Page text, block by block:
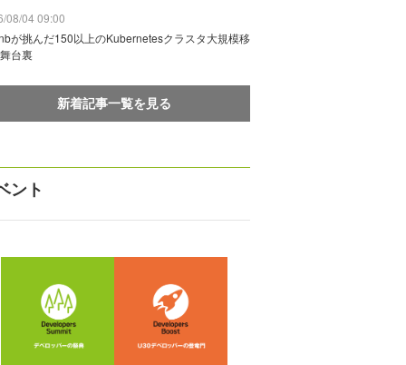
08/04 09:00
が挑んだ150以上のKubernetesクラスタ大規模移
台裏
新着記事一覧を見る
ント